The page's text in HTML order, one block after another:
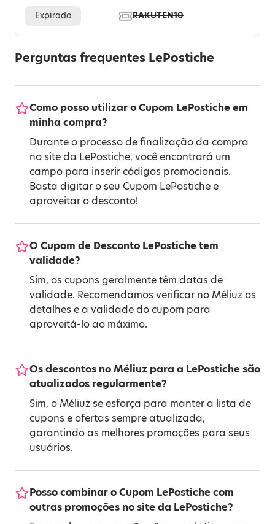
Expirado RAKUTEN10
Perguntas frequentes LePostiche
Como posso utilizar o Cupom LePostiche em
minha compra?
Durante o processo de finalização da compra
no site da LePostiche, você encontrará um
campo para inserir códigos promocionais.
Basta digitar o seu Cupom LePostiche e
aproveitar o desconto!
O Cupom de Desconto LePostiche tem
validade?
Sim, os cupons geralmente têm datas de
validade. Recomendamos verificar no Méliuz os
detalhes e a validade do cupom para
aproveitá-lo ao máximo.
Os descontos no Méliuz para a LePostiche são
atualizados regularmente?
Sim, o Méliuz se esforça para manter a lista de
cupons e ofertas sempre atualizada,
garantindo as melhores promoções para seus
usuários.
Posso combinar o Cupom LePostiche com
outras promoções no site da LePostiche?